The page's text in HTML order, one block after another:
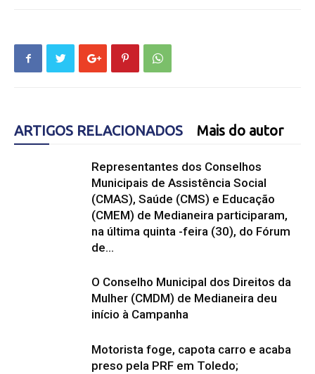
ARTIGOS RELACIONADOS Mais do autor
Representantes dos Conselhos
Municipais de Assistência Social
(CMAS), Saúde (CMS) e Educação
(CMEM) de Medianeira participaram,
na última quinta -feira (30), do Fórum
de...
O Conselho Municipal dos Direitos da
Mulher (CMDM) de Medianeira deu
início à Campanha
Motorista foge, capota carro e acaba
preso pela PRF em Toledo;